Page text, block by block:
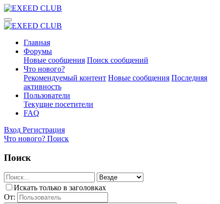
Главная
Форумы
Новые сообщения Поиск сообщений
Что нового?
Рекомендуемый контент Новые сообщения Последняя
активность
Пользователи
Текущие посетители
FAQ
Вход Регистрация
Что нового? Поиск
Поиск
Искать только в заголовках
От: